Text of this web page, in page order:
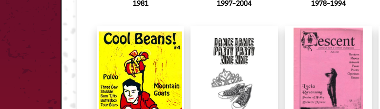
1981
1997–2004
1978–1994